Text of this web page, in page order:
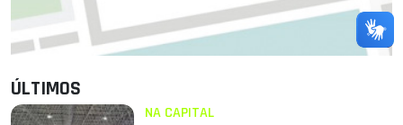
ÚLTIMOS
NA CAPITAL